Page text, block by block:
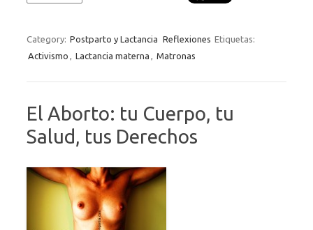
Category: Postparto y Lactancia Reflexiones Etiquetas:
Activismo , Lactancia materna , Matronas
El Aborto: tu Cuerpo, tu
Salud, tus Derechos